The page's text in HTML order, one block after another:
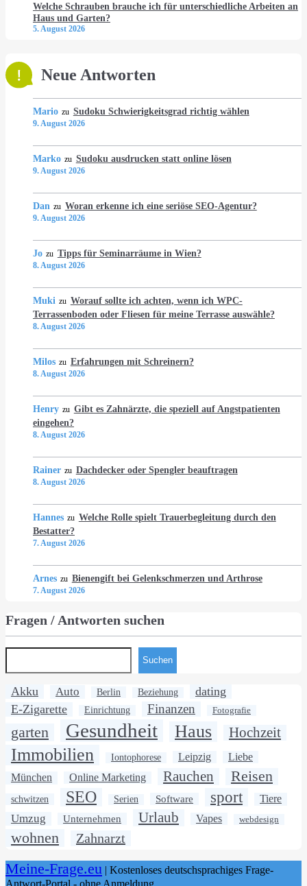
Welche Schrauben brauche ich für unterschiedliche Arbeiten an
Haus und Garten?
5. August 2026
Neue Antworten
Mario zu Sudoku Schwierigkeitsgrad richtig wählen
9. August 2026
Marko zu Sudoku ausdrucken statt online lösen
9. August 2026
Dan zu Woran erkenne ich eine seriöse SEO-Agentur?
9. August 2026
Jo zu Tipps für Seminarräume in Wien?
8. August 2026
Muki zu Worauf sollte ich achten, wenn ich WPC-
Terrassenboden oder Fliesen für meine Terrasse auswähle?
8. August 2026
Milos zu Erfahrungen mit Schreinern?
8. August 2026
Henry zu Gibt es Zahnärzte, die speziell auf Angstpatienten
eingehen?
8. August 2026
Rainer zu Dachdecker oder Spengler beauftragen
8. August 2026
Hannes zu Welche Rolle spielt Trauerbegleitung durch den
Bestatter?
7. August 2026
Arnes zu Bienengift bei Gelenkschmerzen und Arthrose
7. August 2026
Fragen / Antworten suchen
Suchen
Akku Auto Berlin Beziehung
dating
E-Zigarette
Einrichtung Finanzen Fotografie
garten Gesundheit Haus Hochzeit
Immobilien Iontophorese Leipzig Liebe
München Online Marketing Rauchen Reisen
schwitzen SEO Serien Software sport Tiere
Umzug Unternehmen Urlaub Vapes webdesign
wohnen Zahnarzt
Meine-Frage.eu | Kostenloses deutschsprachiges Frage-
Antwort-Portal - ohne Anmeldung